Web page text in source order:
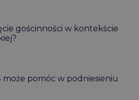
gościnności w kontekście
może pomóc w podniesieniu